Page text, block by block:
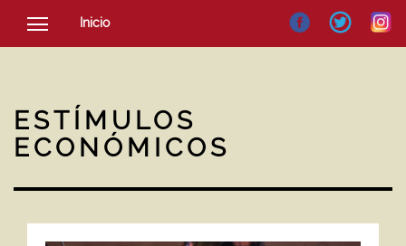
Inicio
SOCIEDAD
NOTICIAS
ESTÍMULOS
ECONÓMICOS